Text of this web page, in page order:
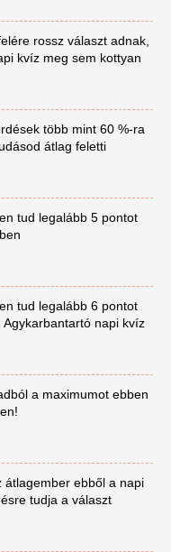
rossz választ adnak,
kvíz meg sem kottyan
több mint 60 %-ra
átlag feletti
tud legalább 5 pontot
tud legalább 6 pontot
napi kvíz
a maximumot ebben
átlagember ebből a napi
tudja a választ